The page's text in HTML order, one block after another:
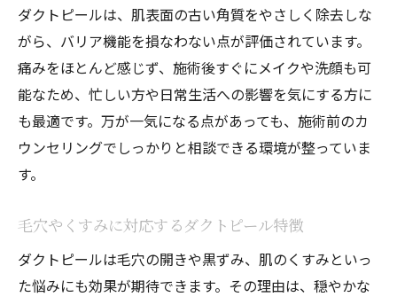
ダクトピールは、肌表面の古い角質をやさしく除去しな
がら、バリア機能を損なわない点が評価されています。
痛みをほとんど感じず、施術後すぐにメイクや洗顔も可
能なため、忙しい方や日常生活への影響を気にする方に
も最適です。万が一気になる点があっても、施術前のカ
ウンセリングでしっかりと相談できる環境が整っていま
す。
毛穴やくすみに対応するダクトピール特徴
ダクトピールは毛穴の開きや黒ずみ、肌のくすみといっ
た悩みにも効果が期待できます。その理由は、穏やかな